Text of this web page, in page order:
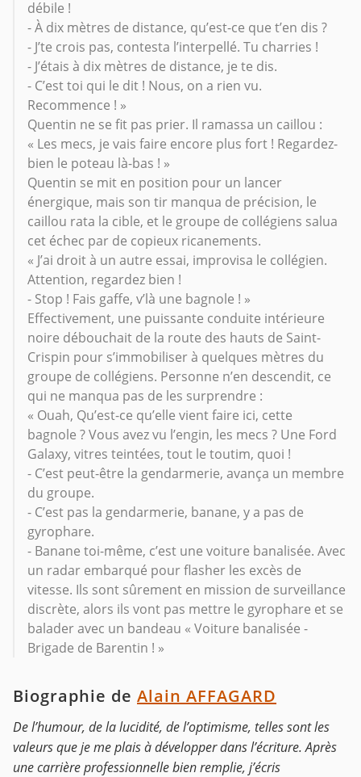
débile !
- À dix mètres de distance, qu’est-ce que t’en dis ?
- J’te crois pas, contesta l’interpellé. Tu charries !
- J’étais à dix mètres de distance, je te dis.
- C’est toi qui le dit ! Nous, on a rien vu.
Recommence ! »
Quentin ne se fit pas prier. Il ramassa un caillou :
« Les mecs, je vais faire encore plus fort ! Regardez-
bien le poteau là-bas ! »
Quentin se mit en position pour un lancer
énergique, mais son tir manqua de précision, le
caillou rata la cible, et le groupe de collégiens salua
cet échec par de copieux ricanements.
« J’ai droit à un autre essai, improvisa le collégien.
Attention, regardez bien !
- Stop ! Fais gaffe, v’là une bagnole ! »
Effectivement, une puissante conduite intérieure
noire débouchait de la route des hauts de Saint-
Crispin pour s’immobiliser à quelques mètres du
groupe de collégiens. Personne n’en descendit, ce
qui ne manqua pas de les surprendre :
« Ouah, Qu’est-ce qu’elle vient faire ici, cette
bagnole ? Vous avez vu l’engin, les mecs ? Une Ford
Galaxy, vitres teintées, tout le toutim, quoi !
- C’est peut-être la gendarmerie, avança un membre
du groupe.
- C’est pas la gendarmerie, banane, y a pas de
gyrophare.
- Banane toi-même, c’est une voiture banalisée. Avec
un radar embarqué pour flasher les excès de
vitesse. Ils sont sûrement en mission de surveillance
discrète, alors ils vont pas mettre le gyrophare et se
balader avec un bandeau « Voiture banalisée -
Brigade de Barentin ! »
Biographie de Alain AFFAGARD
De l’humour, de la lucidité, de l’optimisme, telles sont les
valeurs que je me plais à développer dans l’écriture. Après
une carrière professionnelle bien remplie, j’écris